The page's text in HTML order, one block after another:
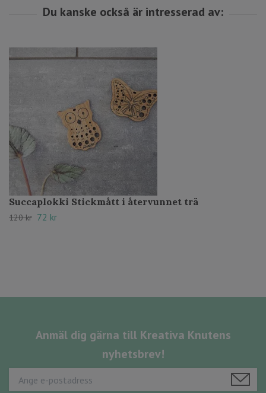
Succaplokki Stickmått i återvunnet trä
120 kr 72 kr
Anmäl dig gärna till Kreativa Knutens
nyhetsbrev!